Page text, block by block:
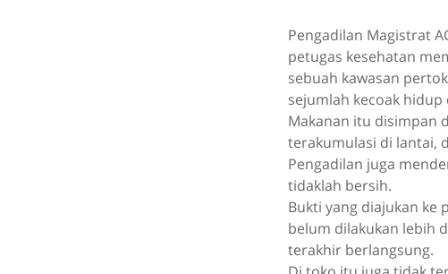
Pengadilan Magistrat
petugas kesehatan
sebuah kawasan
sejumlah kecoak
Makanan itu disimpan
terakumulasi di lantai,
Pengadilan juga
tidaklah bersih.
Bukti yang diajukan ke
belum dilakukan lebih
terakhir berlangsung.